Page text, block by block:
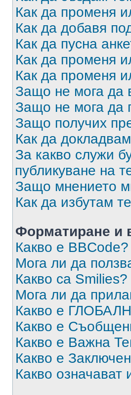
Как да променя
Как да добавя
Как да пусна
Как да променя
Как да променя
Защо не мога да
Защо не мога да
Защо получих
Как да
За какво служи
публикуване на
Защо мнението
Как да избутам
Форматиране и
Какво е BBCode?
Мога ли да
Какво са Smilies?
Мога ли да
Какво е
Какво е
Какво е Важна
Какво е
Какво означават